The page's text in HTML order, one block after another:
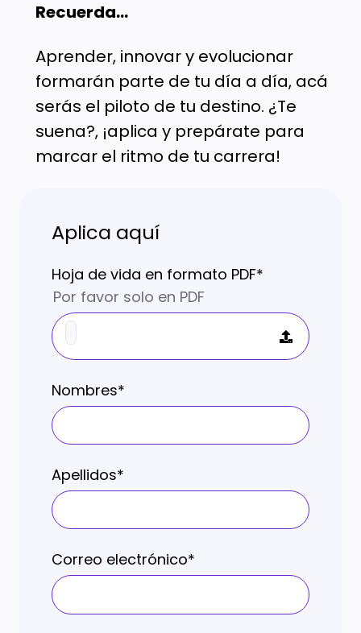
Recuerda...
Aprender, innovar y evolucionar
formarán parte de tu día a día, acá
serás el piloto de tu destino. ¿Te
suena?, ¡aplica y prepárate para
marcar el ritmo de tu carrera!
Aplica aquí
Hoja de vida en formato PDF*
Por favor solo en PDF
Nombres*
Apellidos*
Correo electrónico*